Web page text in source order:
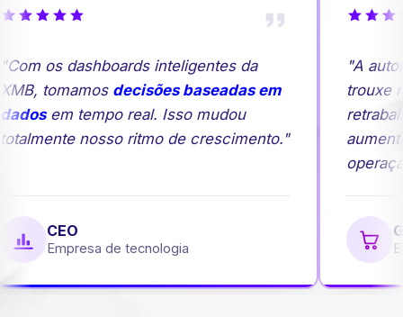
os dashboards inteligentes da
tomamosdecisões baseadas em
em tempo real. Isso mudou
nosso ritmo de crescimento."
CEO
Empresa de tecnologia
"A
trouxe